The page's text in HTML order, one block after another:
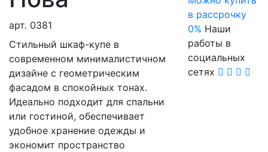
Previous
арт. 0381
Стильный шкаф-купе в
современном минималистичном
дизайне с геометрическим
фасадом в спокойных тонах.
Идеально подходит для спальни
или гостиной, обеспечивает
удобное хранение одежды и
экономит пространство
в рассрочку
0% Наши
работы в
социальных
сетях